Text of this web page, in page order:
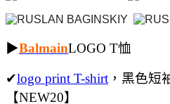
▶BalmainLOGO T恤
✔logo print T-shirt ，黑色短
【NEW20】